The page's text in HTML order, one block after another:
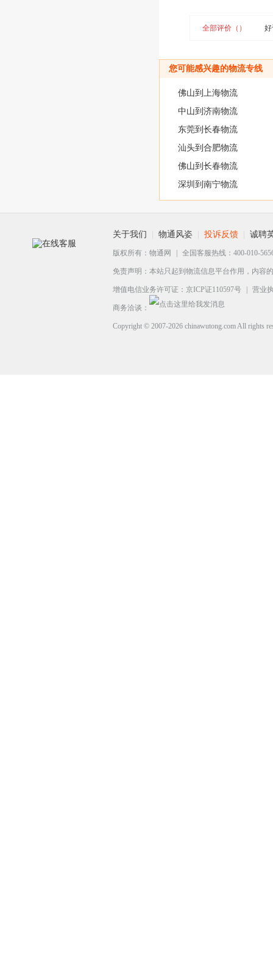
全部评价（）
您可能感兴趣的物流专线
佛山到上海物流
中山到济南物流
东莞到长春物流
汕头到合肥物流
佛山到长春物流
深圳到南宁物流
关于我们 物通风姿 投诉反馈 诚聘
版权所有： 物通网 全国客服热线：400-010-
免责声明：本站只起到物流信息平台作用，内容
增值电信业务许可证：京ICP证110597号 营业
商务洽谈：
Copyright © 2007-2026 chinawutong.com All rights